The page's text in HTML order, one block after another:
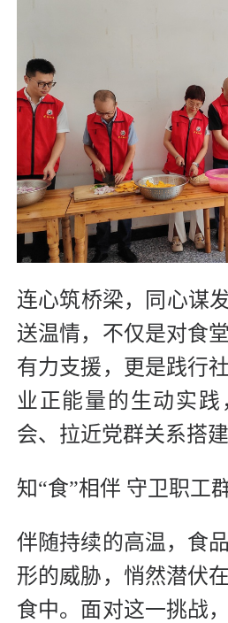
连心筑桥梁，同心谋
送温情，不仅是对食
有力支援，更是践行
业正能量的生动实
会、拉近党群关系搭
知“食”相伴 守卫职工
伴随持续的高温，食
形的威胁，悄然潜伏
食中。面对这一挑战